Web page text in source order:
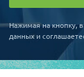
Нажимая на кнопку,
данных и